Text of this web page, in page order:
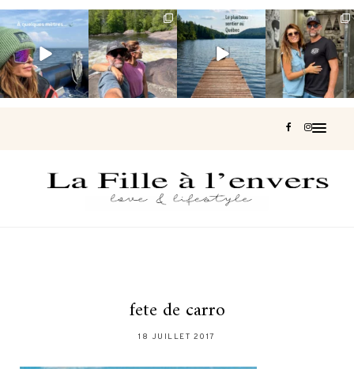
Voir une baleine
en photo, c’est
impressionnant
🐋...
Les Laurentides,
le Québec
version nature.
...
Et si je te disais
qu’il existe un
sentier où tu...
126 37
Montréal, une
très belle
surprise 🇨🇦
442
fete de carro
18 JUILLET 2017